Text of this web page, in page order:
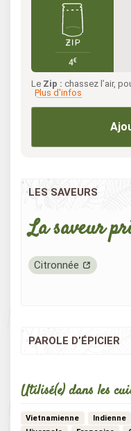
4€
Le Zip : chassez l’air,
Plus d'infos
LES SAVEURS
La saveur
Citronnée
PAROLE D’ÉPICIER
Utilisé(e) dans les
Vietnamienne Indienne